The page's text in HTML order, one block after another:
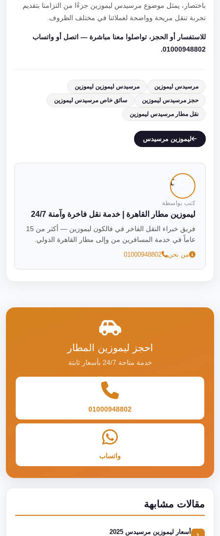
باختصار، يمثل موضوع مرسيدس ليموزين جزءًا من التزامنا بتقديم
تجربة تنقل مريحة وواضحة لعملائنا في مختلف الظروف.
للاستفسار أو الحجز، تواصلوا معنا مباشرة — اتصل أو واتساب
01000948802.
مرسيدس ليموزين
مرسيدس ليموزين ليموزين
حجز مرسيدس ليموزين
سائق خاص مرسيدس ليموزين
نقل مطار مرسيدس ليموزين
ليموزين مرسيدس
كتب بواسطة
ليموزين مطار القاهرة | خدمة نقل فاخرة وآمنة 24/7
فريق خبراء النقل الفاخر في فالكون ليموزين — أكثر من 15
عاماً في خدمة المسافرين من وإلى مطار القاهرة الدولي.
من نحن 01000948802
احجز ليموزين المطار
خدمة متاحة 24/7 بأسعار ثابتة
01000948802
واتساب
مقالات مشابهة
أسعار ليموزين مرسيدس 2025